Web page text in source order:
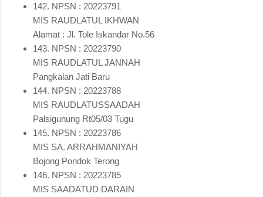
142. NPSN : 20223791
MIS RAUDLATUL IKHWAN
Alamat : Jl. Tole Iskandar No.56
143. NPSN : 20223790
MIS RAUDLATUL JANNAH
Pangkalan Jati Baru
144. NPSN : 20223788
MIS RAUDLATUSSAADAH
Palsigunung Rt05/03 Tugu
145. NPSN : 20223786
MIS SA. ARRAHMANIYAH
Bojong Pondok Terong
146. NPSN : 20223785
MIS SAADATUD DARAIN